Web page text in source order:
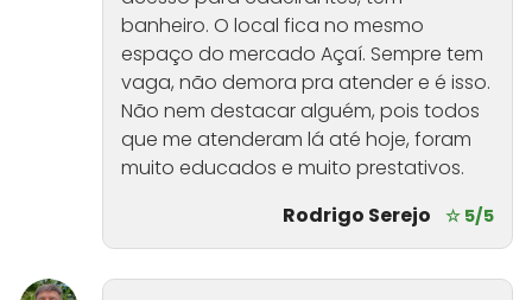
banheiro. O local fica no mesmo
espaço do mercado Açaí. Sempre tem
vaga, não demora pra atender e é isso.
Não nem destacar alguém, pois todos
que me atenderam lá até hoje, foram
muito educados e muito prestativos.
Rodrigo Serejo
☆ 5/5